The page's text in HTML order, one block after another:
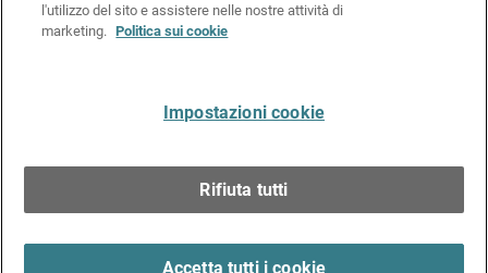
Kit Media & Brand
l'utilizzo del sito e assistere nelle nostre attività di
marketing. Politica sui cookie
Impostazioni cookie
Rifiuta tutti
Accetta tutti i cookie